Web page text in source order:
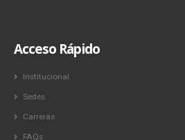
Acceso Rápido
Institucional
Sedes
Carreras
FAQs